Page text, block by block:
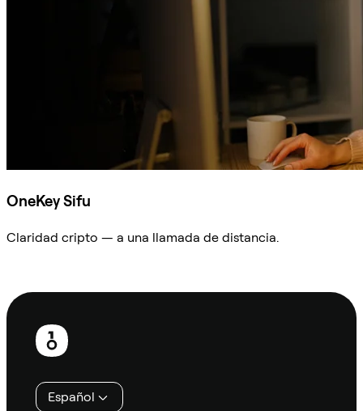
OneKey Sifu
Claridad cripto — a una llamada de distancia.
Pie
página
Español